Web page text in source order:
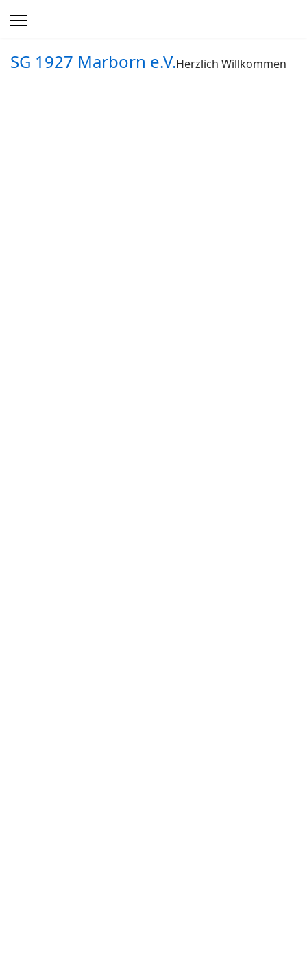
SG 1927 Marborn e.V.Herzlich Willkommen